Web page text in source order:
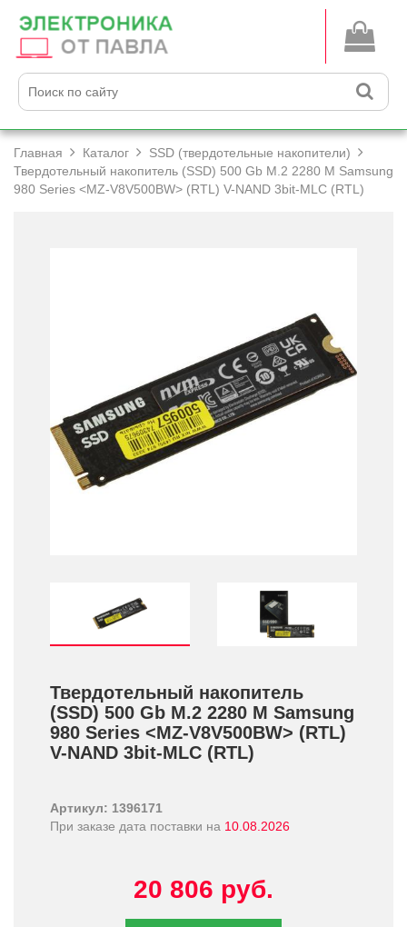
Главная Каталог
SSD (твердотельные накопители)
Твердотельный накопитель (SSD) 500 Gb M.2 2280 M Samsung
980 Series <MZ-V8V500BW> (RTL) V-NAND 3bit-MLC (RTL)
Твердотельный накопитель
(SSD) 500 Gb M.2 2280 M Samsung
980 Series <MZ-V8V500BW> (RTL)
V-NAND 3bit-MLC (RTL)
Артикул: 1396171
При заказе дата поставки на 10.08.2026
20 806 руб.